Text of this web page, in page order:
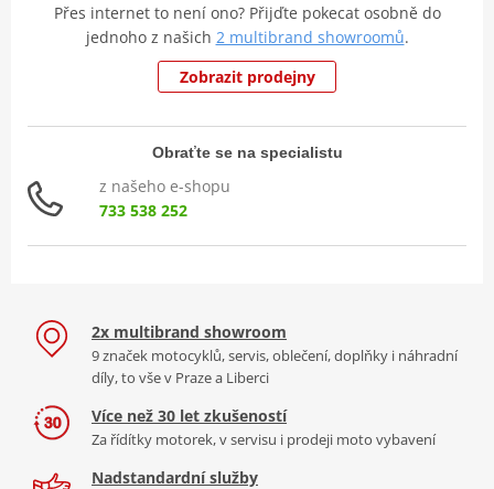
Přes internet to není ono? Přijďte pokecat osobně do
jednoho z našich 2 multibrand showroomů.
Zobrazit prodejny
Obraťte se na specialistu
z našeho e-shopu
733 538 252
2x multibrand showroom
9 značek motocyklů, servis, oblečení, doplňky i náhradní
díly, to vše v Praze a Liberci
Více než 30 let zkušeností
Za řídítky motorek, v servisu i prodeji moto vybavení
Nadstandardní služby